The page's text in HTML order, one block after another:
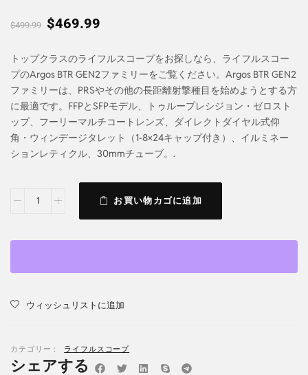
$499.99 $469.99
トップクラスのライフルスコープをお探しなら、ライフルスコー
プのArgos BTR GEN2ファミリーをご覧ください。Argos BTR GEN2
ファミリーは、PRSやその他の長距離射撃種目を始めようとする方
に最適です。FFPとSFPモデル、トゥループレシジョン・ゼロスト
ップ、フーリーマルチコートレンズ、ダイレクトダイヤル式仰
角・ウィンデージタレット（1-8×24キャップ付き）、イルミネー
ションレティクル、30mmチューブ。.
お買い物カゴに追加
ウィッシュリストに追加
カテゴリー： ライフルスコープ
シェアする